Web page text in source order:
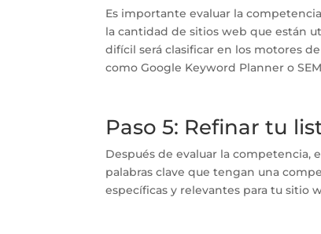
Es importante evaluar la
la cantidad de sitios web que están
difícil será clasificar en los motores
como Google Keyword Planner o
Paso 5: Refinar tu
Después de evaluar la competencia,
palabras clave que tengan una
específicas y relevantes para tu sitio